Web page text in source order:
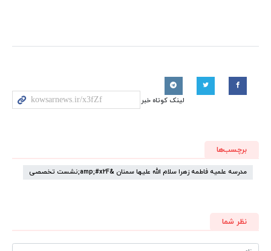
لینک کوتاه خبر
برچسب‌ها
مدرسه علمیه فاطمه زهرا سلام الله علیها سمنان &amp;#x2F;نشست تخصصی
نظر شما